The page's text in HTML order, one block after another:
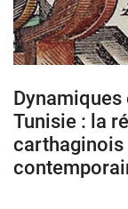
Tunisie : la
carthaginois